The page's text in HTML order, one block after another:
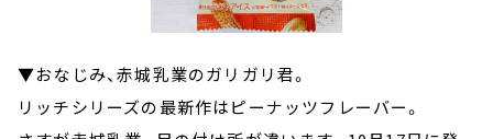
▼おなじみ、赤城乳業のガリガリ君。
リッチシリーズの最新作はピーナッツフレーバー。